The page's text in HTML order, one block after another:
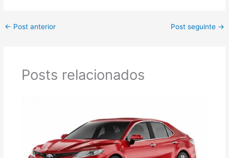
← Post anterior Post seguinte →
Posts relacionados